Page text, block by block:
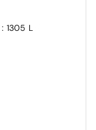
: 1305 L